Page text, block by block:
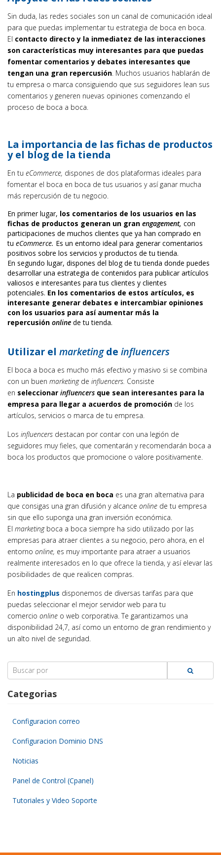
Sin duda, las redes sociales son un canal de comunicación ideal
para que puedas implementar tu estrategia de boca en boca.
El contacto directo y la inmediatez de las interacciones
son características muy interesantes para que puedas
fomentar comentarios y debates interesantes que
tengan una gran repercusión. Muchos usuarios hablarán de
tu empresa o marca consiguiendo que sus seguidores lean sus
comentarios y generen nuevas opiniones comenzando el
proceso de boca a boca.
La importancia de las fichas de productos
y el blog de la tienda
En tu eCommerce, dispones de dos plataformas ideales para
fomentar el boca en boca de tus usuarios y así ganar mucha
más repercusión de tu negocio.
En primer lugar, los comentarios de los usuarios en las
fichas de productos generan un gran engagement, con
participaciones de muchos clientes que ya han comprado en
tu eCommerce. Es un entorno ideal para generar comentarios
positivos sobre los servicios y productos de tu tienda.
En segundo lugar, dispones del blog de tu tienda donde puedes
desarrollar una estrategia de contenidos para publicar artículos
valiosos e interesantes para tus clientes y clientes
potenciales. En los comentarios de estos artículos, es
interesante generar debates e intercambiar opiniones
con los usuarios para así aumentar más la
repercusión online de tu tienda.
Utilizar el marketingde influencers
El boca a boca es mucho más efectivo y masivo si se combina
con un buen marketingde influencers. Consiste
en seleccionar influencers que sean interesantes para la
empresa para llegar a acuerdos de promoción de los
artículos, servicios o marca de tu empresa.
Los influencers destacan por contar con una legión de
seguidores muy fieles, que comentarán y recomendarán boca a
boca los productos que promocione o valore positivamente.
La publicidad de boca en boca es una gran alternativa para
que consigas una gran difusión y alcance online de tu empresa
sin que ello suponga una gran inversión económica.
El marketingboca a boca siempre ha sido utilizado por las
empresas para atraer clientes a su negocio, pero ahora, en el
entorno online, es muy importante para atraer a usuarios
realmente interesados en lo que ofrece la tienda, y así elevar las
posibilidades de que realicen compras.
En hostingplus disponemos de diversas tarifas para que
puedas seleccionar el mejor servidor web para tu
comercio online o web corporativa. Te garantizamos una
disponibilidad 24,7, así como un entorno de gran rendimiento y
un alto nivel de seguridad.
Search
for:
Categorias
Configuracion correo
Configuracion Dominio DNS
Noticias
Panel de Control (Cpanel)
Tutoriales y Video Soporte